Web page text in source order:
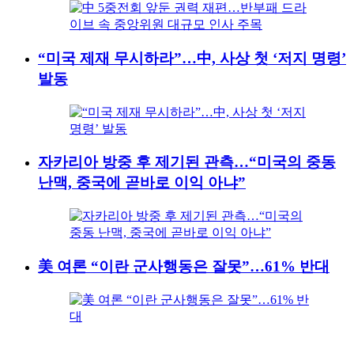
“미국 제재 무시하라”…中, 사상 첫 ‘저지 명령’
발동
자카리아 방중 후 제기된 관측…“미국의 중동
난맥, 중국에 곧바로 이익 아냐”
美 여론 “이란 군사행동은 잘못”…61% 반대